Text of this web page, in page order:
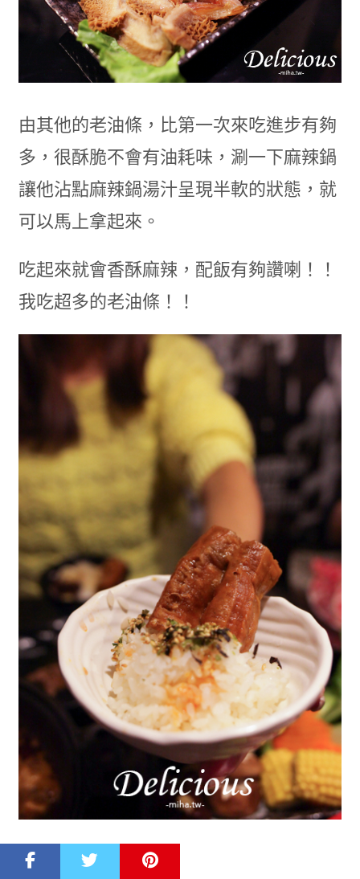
由其他的老油條，比第一次來吃進步有夠
多，很酥脆不會有油耗味，涮一下麻辣鍋
讓他沾點麻辣鍋湯汁呈現半軟的狀態，就
可以馬上拿起來。
吃起來就會香酥麻辣，配飯有夠讚喇！！
我吃超多的老油條！！
安格斯頂級和牛 ＄1750